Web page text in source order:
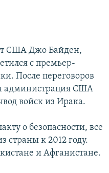
США Джо Байден,
с премьер-
После переговоров
администрация США
войск из Ирака.
о безопасности, все
к 2012 году.
и Афганистане.